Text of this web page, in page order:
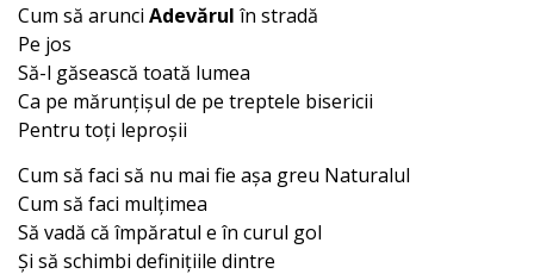
Cum să arunci Adevărul în stradă
Pe jos
Să-l găsească toată lumea
Ca pe mărunțișul de pe treptele bisericii
Pentru toți leproșii
Cum să faci să nu mai fie așa greu Naturalul
Cum să faci mulțimea
Să vadă că împăratul e în curul gol
Și să schimbi definițiile dintre